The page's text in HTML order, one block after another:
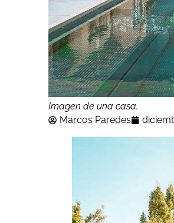
Imagen de una casa.
Marcos Paredes